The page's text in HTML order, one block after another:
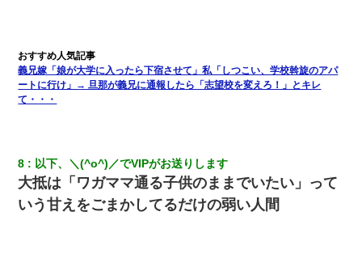
妻「ずっと好きだった人と一緒になりたいから、わかれてくださ
い」→離婚後、娘と実家で生活してると…
（あまりにも希望通り）
新卒の女性社員に1年半ストーカーされていた。俺「マジで怖い」
上司「話をしてみる」→女性社員「実は10数年前に…」
義兄嫁「娘が大学に入ったら下宿させて」私「しつこい、学校斡旋のアパ
ートに行け」→ 旦那が義兄に通報したら「志望校を変えろ！」とキレ
て・・・
8 以下、＼(^o^)／でVIPがお送りします
大抵は「ワガママ通る子供のままでいたい」って
いう甘えをごまかしてるだけの弱い人間